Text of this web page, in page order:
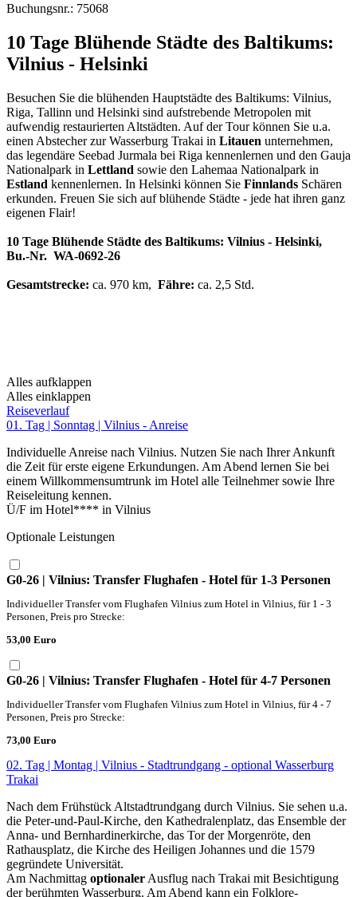
Buchungsnr.: 75068
10 Tage Blühende Städte des Baltikums:
Vilnius - Helsinki
Besuchen Sie die blühenden Hauptstädte des Baltikums: Vilnius,
Riga, Tallinn und Helsinki sind aufstrebende Metropolen mit
aufwendig restaurierten Altstädten. Auf der Tour können Sie u.a.
einen Abstecher zur Wasserburg Trakai in Litauen unternehmen,
das legendäre Seebad Jurmala bei Riga kennenlernen und den Gauja
Nationalpark in Lettland sowie den Lahemaa Nationalpark in
Estland kennenlernen. In Helsinki können Sie Finnlands Schären
erkunden. Freuen Sie sich auf blühende Städte - jede hat ihren ganz
eigenen Flair!
10 Tage Blühende Städte des Baltikums: Vilnius - Helsinki,
Bu.-Nr. WA-0692-26
Gesamtstrecke: ca. 970 km, Fähre: ca. 2,5 Std.
Alles aufklappen
Alles einklappen
Reiseverlauf
01. Tag | Sonntag | Vilnius - Anreise
Individuelle Anreise nach Vilnius. Nutzen Sie nach Ihrer Ankunft
die Zeit für erste eigene Erkundungen. Am Abend lernen Sie bei
einem Willkommensumtrunk im Hotel alle Teilnehmer sowie Ihre
Reiseleitung kennen.
Ü/F im Hotel**** in Vilnius
Optionale Leistungen
G0-26 | Vilnius: Transfer Flughafen - Hotel für 1-3 Personen
Individueller Transfer vom Flughafen Vilnius zum Hotel in Vilnius, für 1 - 3
Personen, Preis pro Strecke:
53,00 Euro
G0-26 | Vilnius: Transfer Flughafen - Hotel für 4-7 Personen
Individueller Transfer vom Flughafen Vilnius zum Hotel in Vilnius, für 4 - 7
Personen, Preis pro Strecke:
73,00 Euro
02. Tag | Montag | Vilnius - Stadtrundgang - optional Wasserburg
Trakai
Nach dem Frühstück Altstadtrundgang durch Vilnius. Sie sehen u.a.
die Peter-und-Paul-Kirche, den Kathedralenplatz, das Ensemble der
Anna- und Bernhardinerkirche, das Tor der Morgenröte, den
Rathausplatz, die Kirche des Heiligen Johannes und die 1579
gegründete Universität.
Am Nachmittag optionaler Ausflug nach Trakai mit Besichtigung
der berühmten Wasserburg. Am Abend kann ein Folklore-